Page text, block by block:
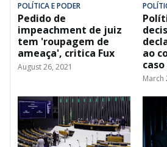
POLÍTICA E PODER
Pedido de
impeachment de juiz
tem 'roupagem de
ameaça', critica Fux
August 26, 2021
ao
March